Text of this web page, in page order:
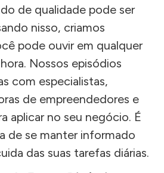
de qualidade pode ser
nisso, criamos
pode ouvir em qualquer
Nossos episódios
com especialistas,
de empreendedores e
aplicar no seu negócio. É
de se manter informado
das suas tarefas diárias.